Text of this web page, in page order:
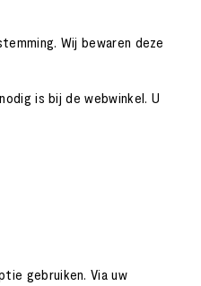
Wij bewaren deze
is bij de webwinkel. U
gebruiken. Via uw